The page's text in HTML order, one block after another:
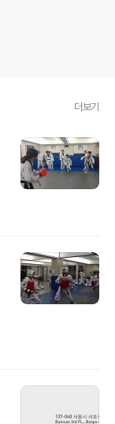
더보기